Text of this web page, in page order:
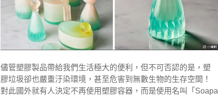
儘管塑膠製品帶給我們生活極大的便利，但不可否認的是，塑
膠垃圾卻也嚴重汙染環境，甚至危害到無數生物的生存空間！
對此國外就有人決定不再使用塑膠容器，而是使用名叫「Soapa